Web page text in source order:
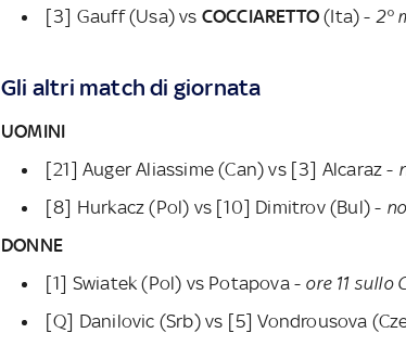
[3] Gauff (Usa) vs COCCIARETTO(Ita) - 2°
Gli altri match di giornata
UOMINI
[21] Auger Aliassime (Can) vs [3] Alcaraz -
[8] Hurkacz (Pol) vs [10] Dimitrov (Bul) -
DONNE
[1] Swiatek (Pol) vs Potapova - ore 11 sullo
[Q] Danilovic (Srb) vs [5] Vondrousova